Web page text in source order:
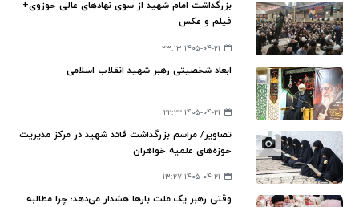
بزرگداشت امام شهید از سوی نهادهای عالی حوزوی+
فیلم و عکس
۱۴۰۵-۰۴-۲۱ ۲۳:۱۳
ابعاد شخصیتی رهبر شهید انقلاب اسلامی
۱۴۰۵-۰۴-۲۱ ۲۲:۲۲
تصاویر/ مراسم بزرگداشت قائد شهید در مرکز مدیریت
حوزه‌های علمیه خواهران
۱۴۰۵-۰۴-۲۱ ۱۳:۲۷
وقتی رهبر یک ملت بارها هشدار می‌دهد؛ چرا مطالبه